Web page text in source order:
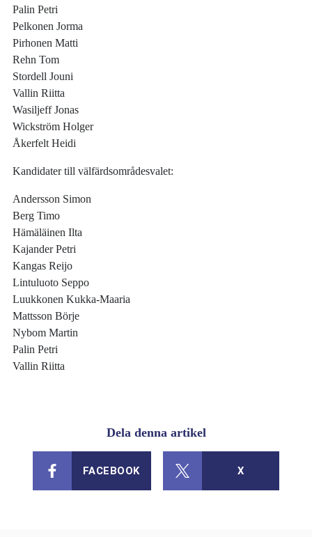
Palin Petri
Pelkonen Jorma
Pirhonen Matti
Rehn Tom
Stordell Jouni
Vallin Riitta
Wasiljeff Jonas
Wickström Holger
Åkerfelt Heidi
Kandidater till välfärdsområdesvalet:
Andersson Simon
Berg Timo
Hämäläinen Ilta
Kajander Petri
Kangas Reijo
Lintuluoto Seppo
Luukkonen Kukka-Maaria
Mattsson Börje
Nybom Martin
Palin Petri
Vallin Riitta
Dela denna artikel
FACEBOOK X